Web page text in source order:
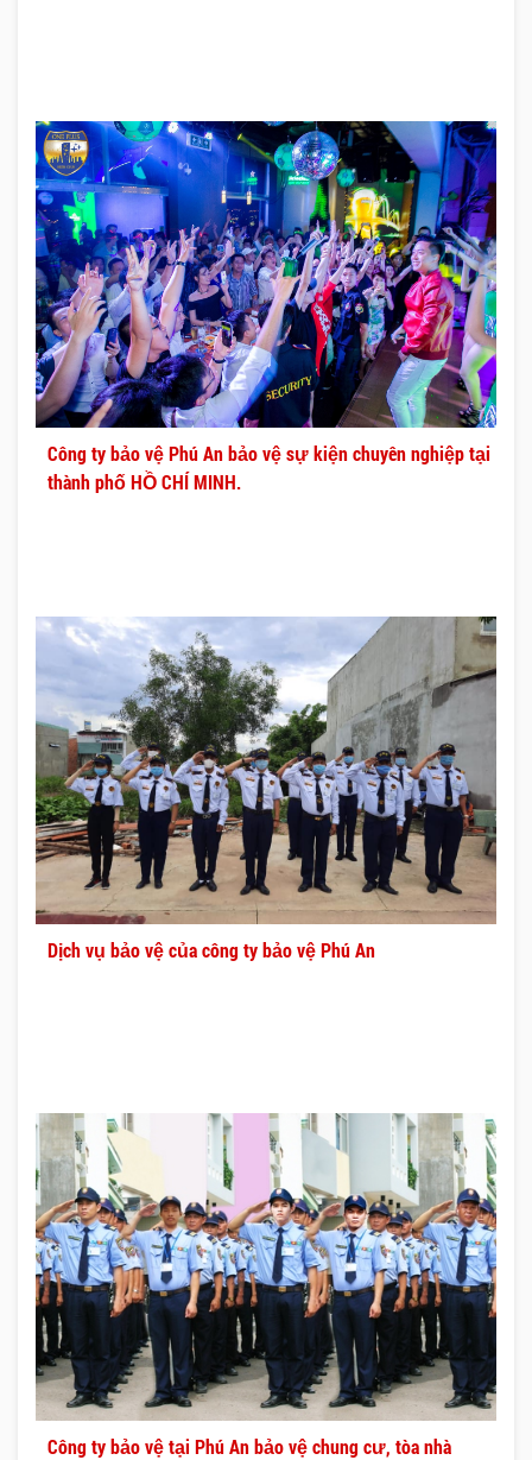
Công ty bảo vệ Phú An bảo vệ sự kiện chuyên nghiệp tại
thành phố HỒ CHÍ MINH.
Dịch vụ bảo vệ của công ty bảo vệ Phú An
Công ty bảo vệ tại Phú An bảo vệ chung cư, tòa nhà